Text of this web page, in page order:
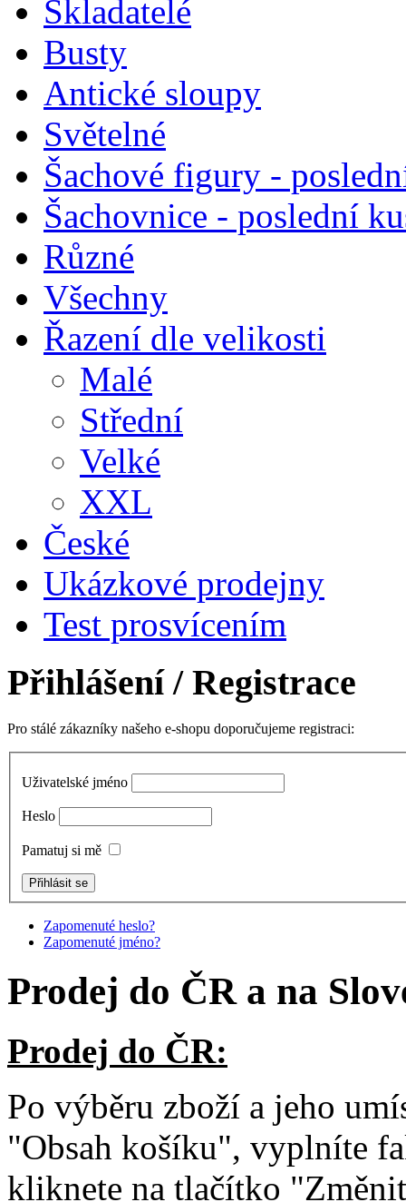
Skladatelé
Busty
Antické sloupy
Světelné
Šachové figury -
Šachovnice - poslední
Různé
Všechny
Řazení dle velikosti
Malé
Střední
Velké
XXL
České
Ukázkové prodejny
Test prosvícením
Přihlášení/ Registrace
Pro stálé zákazníky našeho e-shopu doporučujeme registraci:
Uživatelské jméno
Heslo
Pamatuj si mě
Zapomenuté heslo?
Zapomenuté jméno?
Prodej do ČR a na
Prodej do ČR:
Po výběru zboží a jeho
"Obsah košíku", vyplníte
kliknete na tlačítko